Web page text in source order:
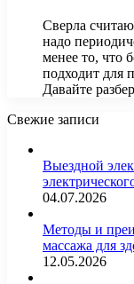
Сверла
надо
менее то, что
подходит для
Давайте
Свежие записи
Выездной
04.07.2026
Методы и
массажа для
12.05.2026